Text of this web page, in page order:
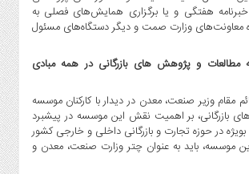
هفتگی و یا برگزاری همایش‌های فصلی به
معاونت‌های وزارت صمت و دیگر دستگاه‌های مسئول
و پژوهش های بازرگانی در همه مبادی
مقام وزیر صنعت، معدن در دیدار با کارکنان موسسه
بازرگانی، بر اهمیت نقش این موسسه در پیشبرد
در حوزه تجارت و بازرگانی داخلی و خارجی کشور
موسسه، باید به عنوان چتر وزارت صنعت، معدن و